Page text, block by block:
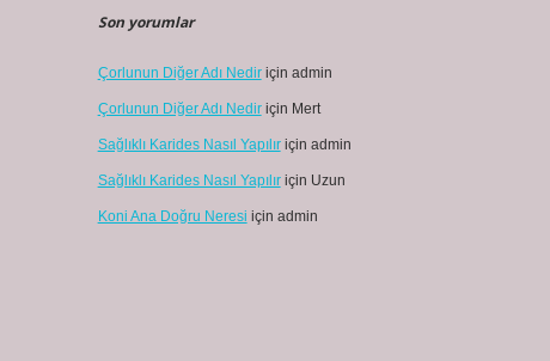
Son yorumlar
Çorlunun Diğer Adı Nediriçin admin
Çorlunun Diğer Adı Nediriçin Mert
Sağlıklı Karides Nasıl Yapılıriçin admin
Sağlıklı Karides Nasıl Yapılıriçin Uzun
Koni Ana Doğru Neresi için admin